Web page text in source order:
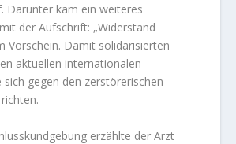
Darunter kam ein weiteres
der Aufschrift: „Widerstand
Vorschein. Damit solidarisierten
aktuellen internationalen
sich gegen den zerstörerischen
erzählte der Arzt